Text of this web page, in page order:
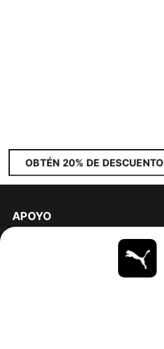
OBTÉN 20% DE DESCUENTO
APOYO